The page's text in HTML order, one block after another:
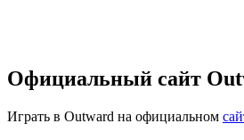
Официальный сайт
Играть в Outward на официальном